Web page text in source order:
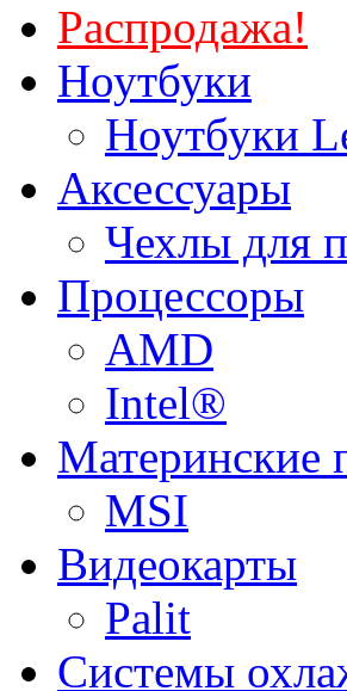
Распродажа!
Ноутбуки
Ноутбуки
Аксессуары
Чехлы для
Процессоры
AMD
Intel®
Материнские
MSI
Видеокарты
Palit
Системы